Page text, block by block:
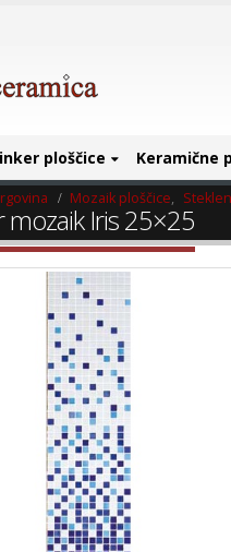
ploščice Keramične
Mozaik ploščice,
Iris 25×25